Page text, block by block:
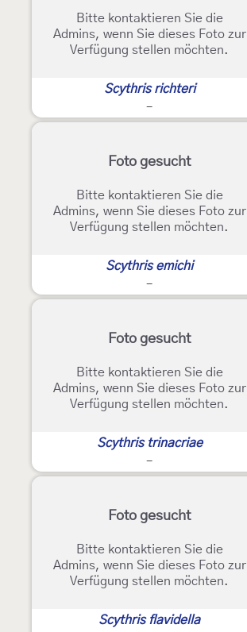
Bitte kontaktieren Sie die
Admins, wenn Sie dieses Foto zur
Verfügung stellen möchten.
Scythris richteri
-
Foto gesucht
Bitte kontaktieren Sie die
Admins, wenn Sie dieses Foto zur
Verfügung stellen möchten.
Scythris emichi
-
Foto gesucht
Bitte kontaktieren Sie die
Admins, wenn Sie dieses Foto zur
Verfügung stellen möchten.
Scythris trinacriae
-
Foto gesucht
Bitte kontaktieren Sie die
Admins, wenn Sie dieses Foto zur
Verfügung stellen möchten.
Scythris flavidella